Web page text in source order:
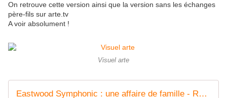
On retrouve cette version ainsi que la version sans les échanges
père-fils sur arte.tv
A voir absolument !
Visuel arte
Eastwood Symphonic : une affaire de famille - Regarder le programme complet | ARTE Concert